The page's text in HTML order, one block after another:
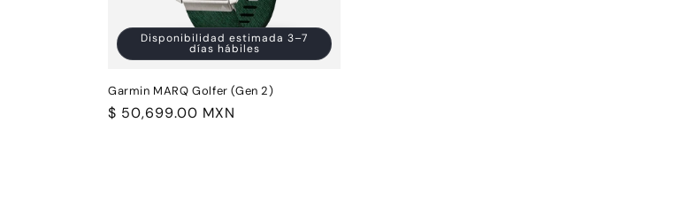
Disponibilidad estimada 3–7
días hábiles
Garmin MARQ Golfer (Gen 2)
Precio
$ 50,699.00 MXN